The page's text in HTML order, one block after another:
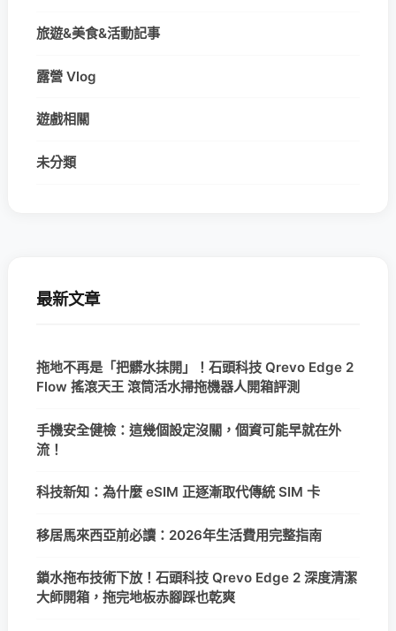
旅遊&美食&活動記事
露營 Vlog
遊戲相關
未分類
最新文章
拖地不再是「把髒水抹開」！石頭科技 Qrevo Edge 2
Flow 搖滾天王 滾筒活水掃拖機器人開箱評測
手機安全健檢：這幾個設定沒關，個資可能早就在外
流！
科技新知：為什麼 eSIM 正逐漸取代傳統 SIM 卡
移居馬來西亞前必讀：2026年生活費用完整指南
鎖水拖布技術下放！石頭科技 Qrevo Edge 2 深度清潔
大師開箱，拖完地板赤腳踩也乾爽